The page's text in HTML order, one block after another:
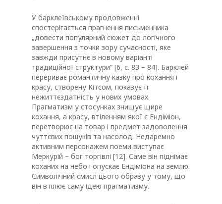
У барклеївському продовженні
спостерігається прагнення письменника
„довести популярний сюжет до логічного
завершення з точки зору сучасності, яке
завжди присутнє в новому варіанті
традиційної структури” [6, с. 83 – 84]. Барклей
перериває романтичну казку про кохання і
красу, створену Кітсом, показує її
нежиттєздатність у нових умовах.
Прагматизм у стосунках знищує щире
кохання, а красу, втіленням якої є Ендіміон,
перетворює на товар і предмет задоволення
чуттєвих пошуків та насолод. Недаремно
активним персонажем поеми виступає
Меркурій – бог торгівлі [12]. Саме він піднімає
коханих на небо і опускає Ендіміона на землю.
Символічний смисл цього образу у тому, що
він втілює саму ідею прагматизму.